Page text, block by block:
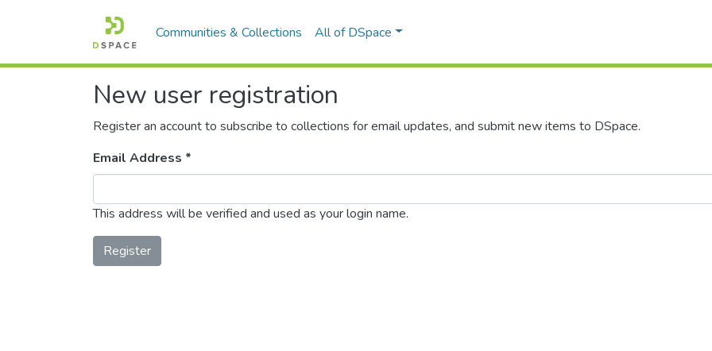
Communities & Collections All of DSpace
New user registration
Register an account to subscribe to collections for email updates, and submit new items to DSpace.
Email Address *
This address will be verified and used as your login name.
Register